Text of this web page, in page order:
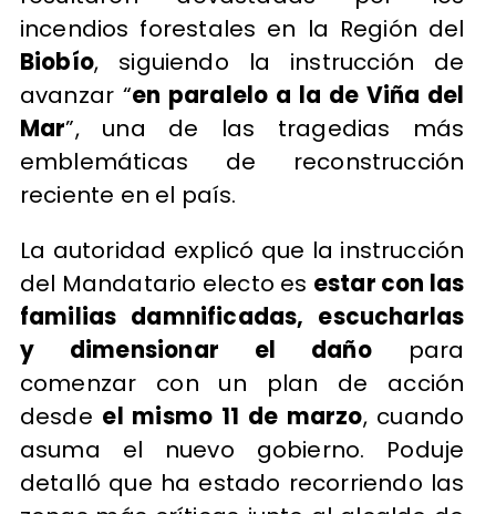
incendios forestales en la Región del
Biobío, siguiendo la instrucción de
avanzar “en paralelo a la de Viña del
Mar”, una de las tragedias más
emblemáticas de reconstrucción
reciente en el país.
La autoridad explicó que la instrucción
del Mandatario electo es estar con las
familias damnificadas, escucharlas
y dimensionar el dañopara
comenzar con un plan de acción
desde el mismo 11 de marzo, cuando
asuma el nuevo gobierno. Poduje
detalló que ha estado recorriendo las